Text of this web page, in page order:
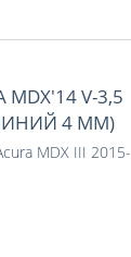
V-3,5
4 ММ)
MDX III 2015-